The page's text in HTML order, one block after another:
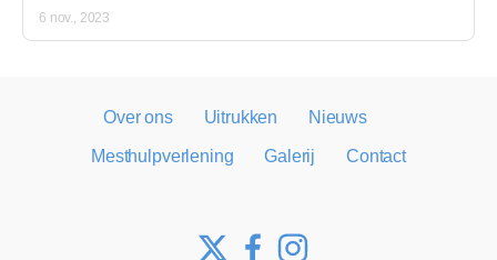
6 nov., 2023
Over ons Uitrukken Nieuws
Mesthulpverlening Galerij Contact